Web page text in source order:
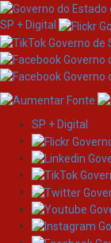
Skip
navigation
SP + Digital
SP + Digital
Search